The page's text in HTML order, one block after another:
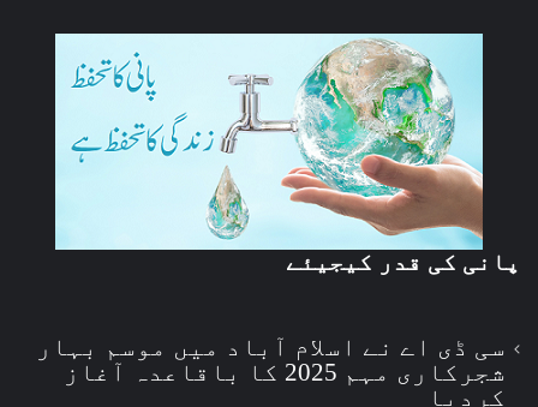
پانی کی قدر کیجیئے
سی ڈی اے نے اسلام آباد میں موسم بہار
شجرکاری مہم 2025 کا باقاعدہ آغاز
کردیا